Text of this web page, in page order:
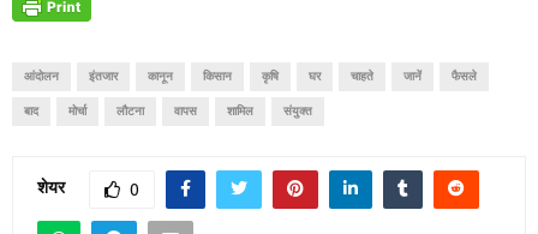
आंदोलन इंतजार कानून किसान कृषि घर चाहते जानें फैसले
बाद मोर्चा लौटना वापस शामिल संयुक्त
शेयर 0